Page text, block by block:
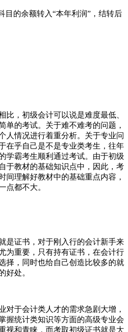
目的余额转入“本年利润”，结转后
比，初级会计可以说是难度最低、
单的考试。关于难不难考的问题，
人情况进行着重分析。关于专业问
在乎自己是不是专业类考生，往年
学霸考生顺利通过考试。由于初级
于教材的基础知识点中，因此，考
间理解好教材中的基础重点内容，
点都不大。
是证书，对于刚入行的会计新手来
为重要，只有持有证书，在会计行
择，同时也给自己创造比较多的就
好处。
对于会计类人才的需求急剧大增，
握统计类知识等方面的高级专业会
视和青睐，而考取初级证书就是大